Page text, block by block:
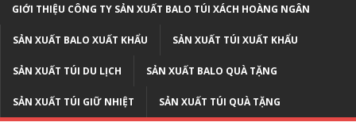
GIỚI THIỆU CÔNG TY SẢN XUẤT BALO TÚI XÁCH HOÀNG NGÂN
SẢN XUẤT BALO XUẤT KHẨU SẢN XUẤT TÚI XUẤT KHẨU
SẢN XUẤT TÚI DU LỊCH SẢN XUẤT BALO QUÀ TẶNG
SẢN XUẤT TÚI GIỮ NHIỆT SẢN XUẤT TÚI QUÀ TẶNG